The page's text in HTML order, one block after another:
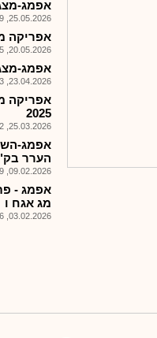
אפמג-
25.05.2026, 09:29
אפריקה
20.05.2026, 09:05
אפמג-
23.04.2026, 09:43
אפריקה
2025
25.03.2026, 09:52
אפמג-
הערר
09.02.2026, 16:39
מג אגח ו
03.02.2026, 14:16